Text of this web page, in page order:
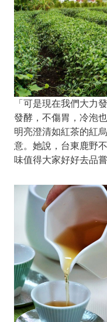
「可是現在我們大力
發酵，不傷胃，冷泡
明亮澄清如紅茶的紅
意。她說，台東鹿野
味值得大家好好去品嘗